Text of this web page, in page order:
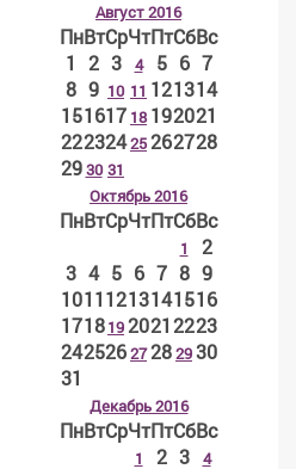
Август 2016
ПнВтСрЧтПтСбВс
1
2 3 4 5 6 7
8 9 10 11 121314
151617 18 192021
22232425262728
2930 31
Октябрь 2016
ПнВтСрЧтПтСбВс
1
2
3 4 5 6 7 8 9
10111213141516
17181920212223
24252627282930
31
Декабрь 2016
ПнВтСрЧтПтСбВс
1 2 3 4